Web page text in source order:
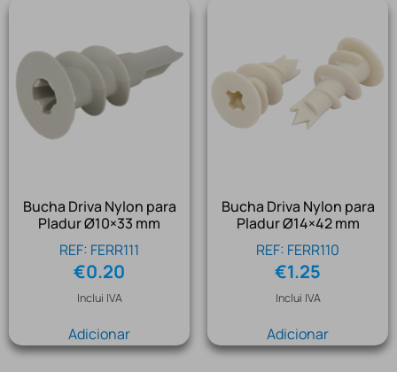
Bucha Driva Nylon para
Pladur Ø10×33 mm
REF: FERR111
€0.20
Inclui IVA
Adicionar
Bucha Driva Nylon para
Pladur Ø14×42 mm
REF: FERR110
€1.25
Inclui IVA
Adicionar